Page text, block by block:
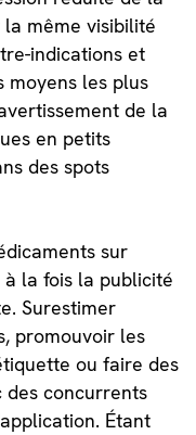
même visibilité
indications et
moyens les plus
de la
en petits
des spots
sur
la fois la publicité
Surestimer
promouvoir les
ou faire des
des concurrents
Étant